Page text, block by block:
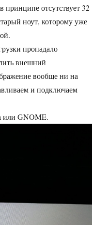
принципе отсутствует 32-
ноут, которому уже
пропадало
внешний
вообще ни на
и подключаем
или GNOME.